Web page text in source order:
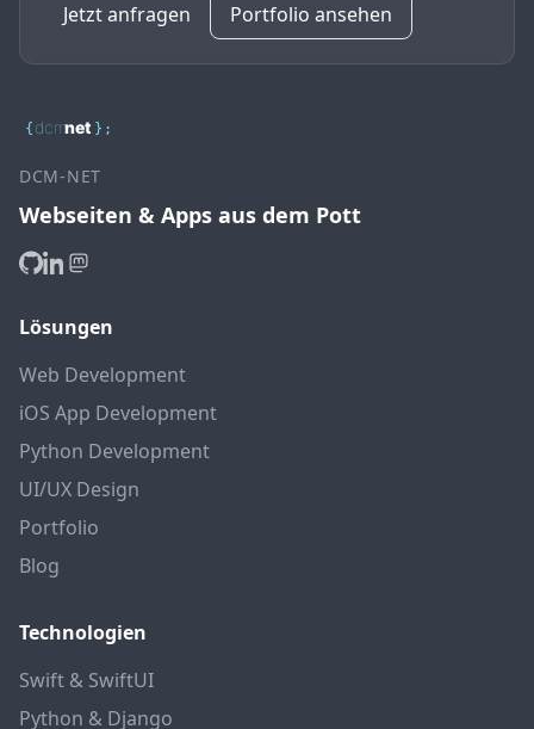
Jetzt anfragen
Portfolio ansehen
{ dcmnet } ;
DCM-NET
Webseiten & Apps aus dem Pott
Lösungen
Web Development
iOS App Development
Python Development
UI/UX Design
Portfolio
Blog
Technologien
Swift & SwiftUI
Python & Django